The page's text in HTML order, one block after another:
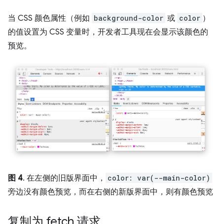
当 CSS 颜色属性（例如 background-color 或 color ）
的值设置为 CSS 变量时，开发者工具现在会显示该颜色的
预览。
图 4. 在左侧的旧版界面中， color: var(--main-color)
旁边没有颜色预览，而在右侧的新版界面中，则有颜色预览